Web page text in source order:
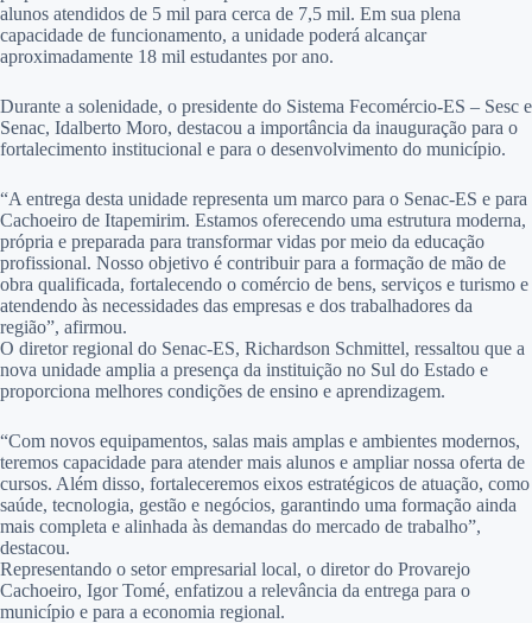
alunos atendidos de 5 mil para cerca de 7,5 mil. Em sua plena
capacidade de funcionamento, a unidade poderá alcançar
aproximadamente 18 mil estudantes por ano.
Durante a solenidade, o presidente do Sistema Fecomércio-ES – Sesc e
Senac, Idalberto Moro, destacou a importância da inauguração para o
fortalecimento institucional e para o desenvolvimento do município.
“A entrega desta unidade representa um marco para o Senac-ES e para
Cachoeiro de Itapemirim. Estamos oferecendo uma estrutura moderna,
própria e preparada para transformar vidas por meio da educação
profissional. Nosso objetivo é contribuir para a formação de mão de
obra qualificada, fortalecendo o comércio de bens, serviços e turismo e
atendendo às necessidades das empresas e dos trabalhadores da
região”, afirmou.
O diretor regional do Senac-ES, Richardson Schmittel, ressaltou que a
nova unidade amplia a presença da instituição no Sul do Estado e
proporciona melhores condições de ensino e aprendizagem.
“Com novos equipamentos, salas mais amplas e ambientes modernos,
teremos capacidade para atender mais alunos e ampliar nossa oferta de
cursos. Além disso, fortaleceremos eixos estratégicos de atuação, como
saúde, tecnologia, gestão e negócios, garantindo uma formação ainda
mais completa e alinhada às demandas do mercado de trabalho”,
destacou.
Representando o setor empresarial local, o diretor do Provarejo
Cachoeiro, Igor Tomé, enfatizou a relevância da entrega para o
município e para a economia regional.